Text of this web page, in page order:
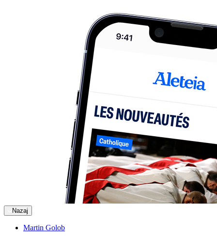
Nazaj
Martin Golob